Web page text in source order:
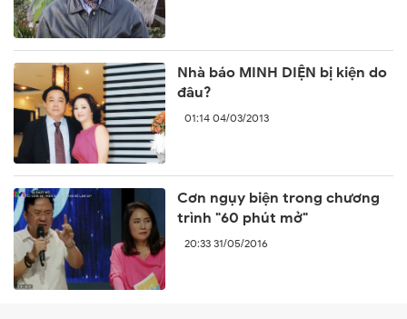
Nhà báo MINH DIỆN bị kiện do
đâu?
01:14 04/03/2013
Cơn ngụy biện trong chương
trình "60 phút mở"
20:33 31/05/2016